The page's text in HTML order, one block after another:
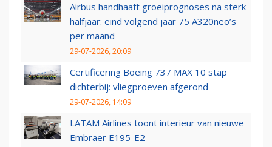
Airbus handhaaft groeiprognoses na sterk
halfjaar: eind volgend jaar 75 A320neo’s
per maand
29-07-2026, 20:09
Certificering Boeing 737 MAX 10 stap
dichterbij: vliegproeven afgerond
29-07-2026, 14:09
LATAM Airlines toont interieur van nieuwe
Embraer E195-E2